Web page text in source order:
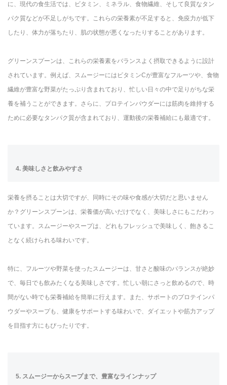
に、現代の食生活では、ビタミン、ミネラル、食物繊維、そして良質なタン
パク質などが不足しがちです。これらの栄養素が不足すると、免疫力が低下
したり、体力が落ちたり、肌の状態が悪くなったりすることがあります。
グリーンスプーンは、これらの栄養素をバランスよく摂取できるように設計
されています。例えば、スムージーにはビタミンCが豊富なフルーツや、食物
繊維が豊富な野菜がたっぷり含まれており、忙しい日々の中で足りがちな栄
養を補うことができます。さらに、プロテインパウダーには筋肉を維持する
ために必要なタンパク質が含まれており、運動後の栄養補給にも最適です。
4. 美味しさと飲みやすさ
栄養を摂ることは大切ですが、同時にその味や食感が大切だと思いません
か？グリーンスプーンは、栄養価が高いだけでなく、美味しさにもこだわっ
ています。スムージーやスープは、どれもフレッシュで美味しく、飽きるこ
となく続けられる味わいです。
特に、フルーツや野菜を使ったスムージーは、甘さと酸味のバランスが絶妙
で、毎日でも飲みたくなる美味しさです。忙しい朝にさっと飲めるので、時
間がない時でも栄養補給を簡単に行えます。また、サポートのプロテインパ
ウダーやスープも、健康をサポートする味わいで、ダイエットや筋力アップ
を目指す方にもぴったりです。
5. スムージーからスープまで、豊富なラインナップ